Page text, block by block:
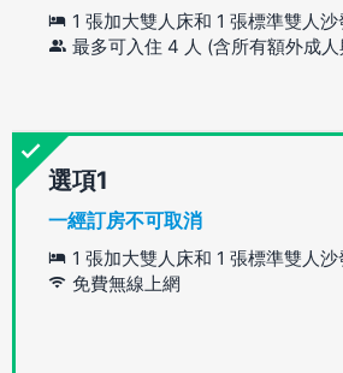
1 張加大雙人床和 1 張標準雙人
最多可入住 4 人 (含所有額外成
選項
一經訂房不可取消
1 張加大雙人床和 1 張標準雙人
免費無線上網